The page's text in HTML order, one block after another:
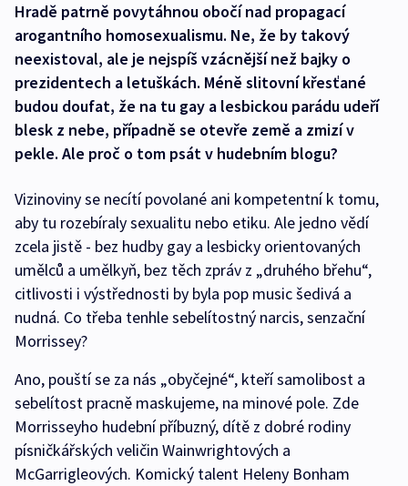
Hradě patrně povytáhnou obočí nad propagací
arogantního homosexualismu. Ne, že by takový
neexistoval, ale je nejspíš vzácnější než bajky o
prezidentech a letuškách. Méně slitovní křesťané
budou doufat, že na tu gay a lesbickou parádu udeří
blesk z nebe, případně se otevře země a zmizí v
pekle. Ale proč o tom psát v hudebním blogu?
Vizinoviny se necítí povolané ani kompetentní k tomu,
aby tu rozebíraly sexualitu nebo etiku. Ale jedno vědí
zcela jistě - bez hudby gay a lesbicky orientovaných
umělců a umělkyň, bez těch zpráv z „druhého břehu“,
citlivosti i výstřednosti by byla pop music šedivá a
nudná. Co třeba tenhle sebelítostný narcis, senzační
Morrissey?
Ano, pouští se za nás „obyčejné“, kteří samolibost a
sebelítost pracně maskujeme, na minové pole. Zde
Morrisseyho hudební příbuzný, dítě z dobré rodiny
písničkářských veličin Wainwrightových a
McGarrigleových. Komický talent Heleny Bonham